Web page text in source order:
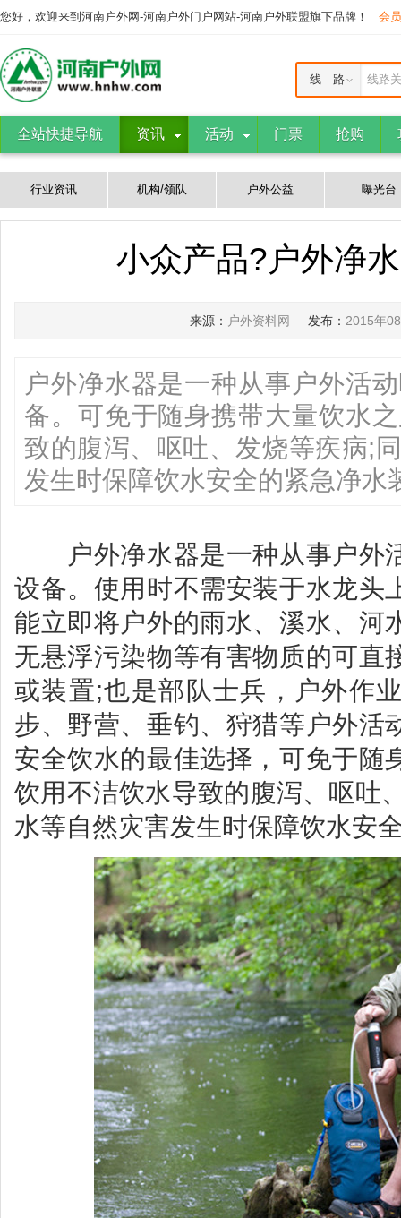
您好，欢迎来到河南户外网-河南户外门户网站-河南户外联盟旗下品牌！ 会
线路
线 路
全站快捷导航 资讯 活动 门票 抢购
行业资讯 机构/领队 户外公益 曝光台
小众产品?户外净
来源： 户外资料网 发布： 2015年
户外净水器是一种从事户外活
备。可免于随身携带大量饮水
致的腹泻、呕吐、发烧等疾病;
发生时保障饮水安全的紧急净水
户外净水器是一种从事户外
设备。使用时不需安装于水龙头
能立即将户外的雨水、溪水、河
无悬浮污染物等有害物质的可直
或装置;也是部队士兵，户外作
步、野营、垂钓、狩猎等户外活
安全饮水的最佳选择，可免于随
饮用不洁饮水导致的腹泻、呕吐
水等自然灾害发生时保障饮水安